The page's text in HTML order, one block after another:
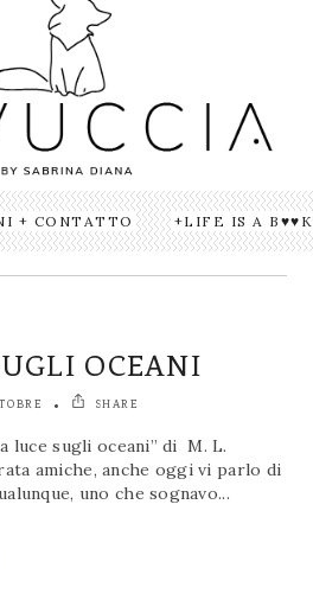
+ CONTATTO LIFE IS A B♥♥K
OCEANI
SHARE
luce sugli oceani” di M. L.
amiche, anche oggi vi parlo di
uno che sognavo...